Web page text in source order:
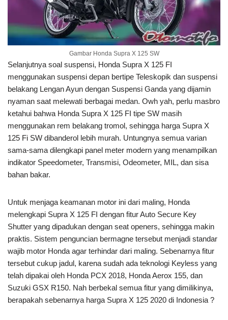
Gambar Honda Supra X 125 SW
Selanjutnya soal suspensi, Honda Supra X 125 FI
menggunakan suspensi depan bertipe Teleskopik dan suspensi
belakang Lengan Ayun dengan Suspensi Ganda yang dijamin
nyaman saat melewati berbagai medan. Owh yah, perlu masbro
ketahui bahwa Honda Supra X 125 FI tipe SW masih
menggunakan rem belakang tromol, sehingga harga Supra X
125 Fi SW dibanderol lebih murah. Untungnya semua varian
sama-sama dilengkapi panel meter modern yang menampilkan
indikator Speedometer, Transmisi, Odeometer, MIL, dan sisa
bahan bakar.
Untuk menjaga keamanan motor ini dari maling, Honda
melengkapi Supra X 125 FI dengan fitur Auto Secure Key
Shutter yang dipadukan dengan seat openers, sehingga makin
praktis. Sistem penguncian bermagne tersebut menjadi standar
wajib motor Honda agar terhindar dari maling. Sebenarnya fitur
tersebut cukup jadul, karena sudah ada teknologi Keyless yang
telah dipakai oleh Honda PCX 2018, Honda Aerox 155, dan
Suzuki GSX R150. Nah berbekal semua fitur yang dimilikinya,
berapakah sebenarnya harga Supra X 125 2020 di Indonesia ?